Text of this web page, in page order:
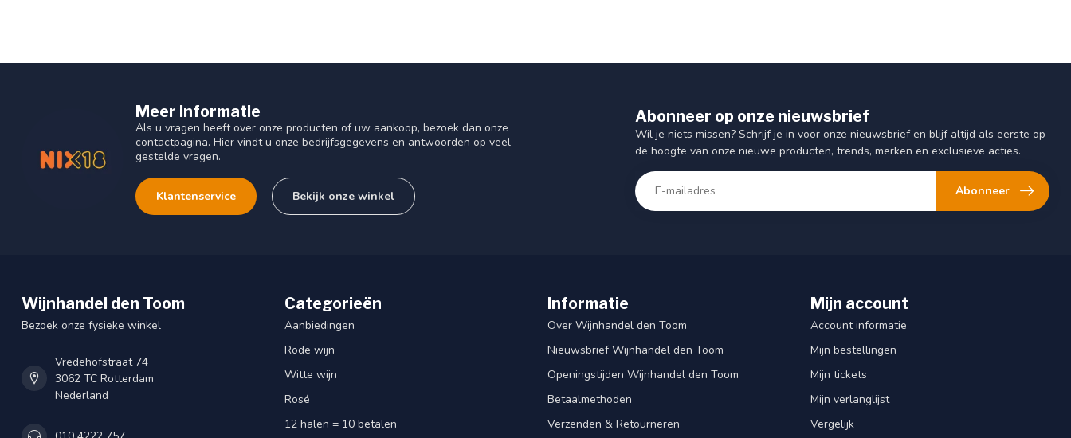
Meer informatie
Als u vragen heeft over onze producten of uw aankoop, bezoek dan onze
contactpagina. Hier vindt u onze bedrijfsgegevens en antwoorden op veel
gestelde vragen.
Klantenservice Bekijk onze winkel
Abonneer op onze nieuwsbrief
Wil je niets missen? Schrijf je in voor onze nieuwsbrief en blijf altijd als eerste op
de hoogte van onze nieuwe producten, trends, merken en exclusieve acties.
Abonneer
Wijnhandel den Toom
Bezoek onze fysieke winkel
Vredehofstraat 74
3062 TC Rotterdam
Nederland
Categorieën
Aanbiedingen
Rode wijn
Witte wijn
Rosé
12 halen = 10 betalen
Informatie
Over Wijnhandel den Toom
Nieuwsbrief Wijnhandel den Toom
Openingstijden Wijnhandel den Toom
Betaalmethoden
Verzenden & Retourneren
Mijn account
Account informatie
Mijn bestellingen
Mijn tickets
Mijn verlanglijst
Vergelijk